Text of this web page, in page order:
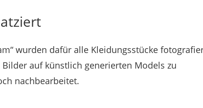
wurden dafür alle Kleidungsstücke
auf künstlich generierten Models zu
nachbearbeitet.